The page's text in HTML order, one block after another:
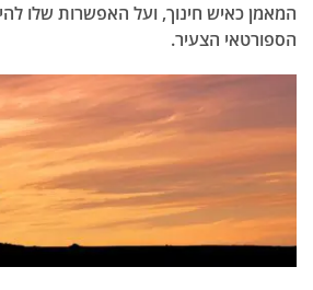
כאיש חינוך, ועל האפשרות שלו להיות
הצעיר.